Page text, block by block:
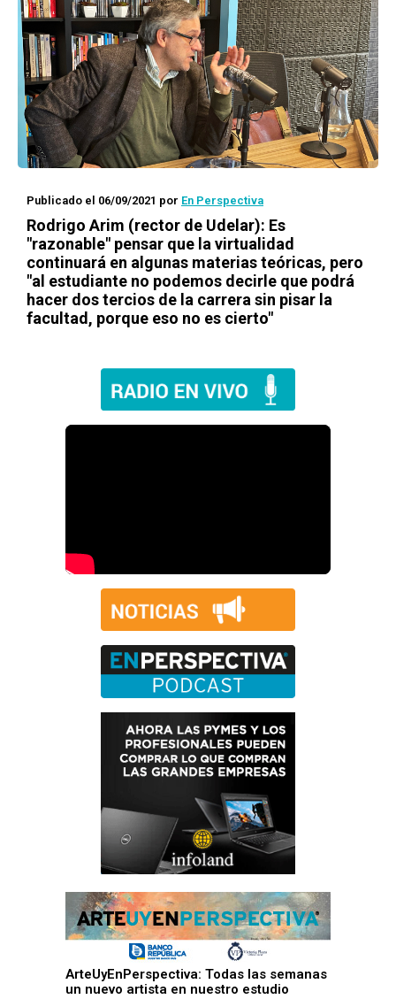
Publicado el 06/09/2021 por En Perspectiva
Rodrigo Arim (rector de Udelar): Es
"razonable" pensar que la virtualidad
continuará en algunas materias teóricas, pero
"al estudiante no podemos decirle que podrá
hacer dos tercios de la carrera sin pisar la
facultad, porque eso no es cierto"
ArteUyEnPerspectiva: Todas las semanas
un nuevo artista en nuestro estudio